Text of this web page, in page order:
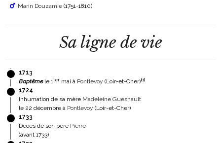
Marin Douzamie (1751-1810)
Sa ligne de vie
1713
Baptêmele 1ier mai à Pontlevoy (Loir-et-Cher)(1)
1724
Inhumation de sa mère Madeleine Guesnault
le 22 décembre à Pontlevoy (Loir-et-Cher)
1733
Décès de son père Pierre
(avant 1733)